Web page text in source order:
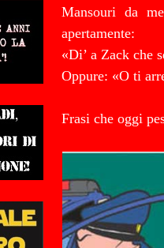
Mansouri da
apertamente:
«Di’ a Zack che
Oppure: «O ti
Frasi che oggi